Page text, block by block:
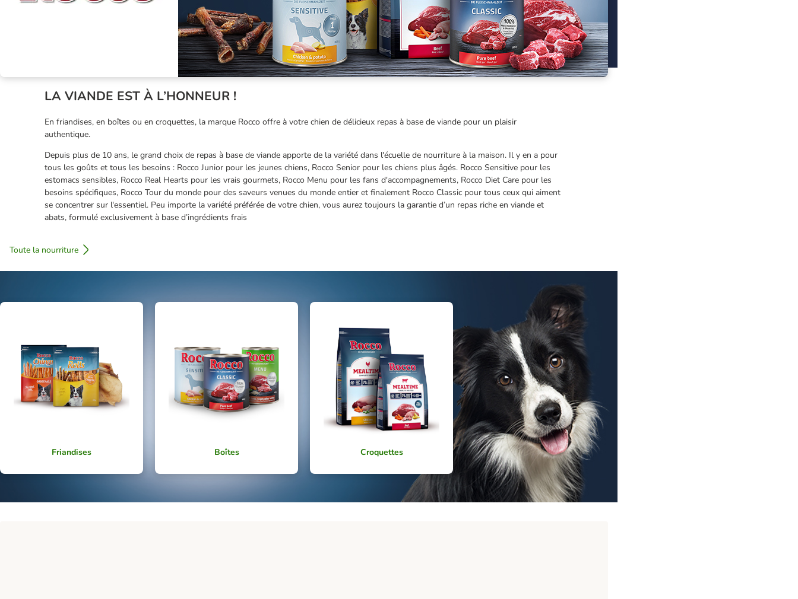
LA VIANDE EST À L’HONNEUR !
En friandises, en boîtes ou en croquettes, la marque Rocco offre à votre chien de délicieux repas à base de viande pour un plaisir
authentique.
Depuis plus de 10 ans, le grand choix de repas à base de viande apporte de la variété dans l'écuelle de nourriture à la maison. Il y en a pour
tous les goûts et tous les besoins : Rocco Junior pour les jeunes chiens, Rocco Senior pour les chiens plus âgés. Rocco Sensitive pour les
estomacs sensibles, Rocco Real Hearts pour les vrais gourmets, Rocco Menu pour les fans d'accompagnements, Rocco Diet Care pour les
besoins spécifiques, Rocco Tour du monde pour des saveurs venues du monde entier et finalement Rocco Classic pour tous ceux qui aiment
se concentrer sur l'essentiel. Peu importe la variété préférée de votre chien, vous aurez toujours la garantie d’un repas riche en viande et
abats, formulé exclusivement à base d’ingrédients frais
Toute la nourriture
Friandises Boîtes Croquettes